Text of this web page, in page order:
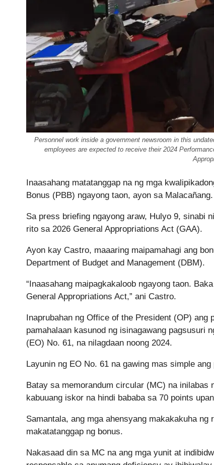
Personnel work inside a government newsroom in this
employees are expected to receive their 2024
Inaasahang matatanggap na ng mga
Bonus (PBB) ngayong taon, ayon sa Malacañang.
Sa press briefing ngayong araw, Hulyo 9, sinabi
rito sa 2026 General Appropriations Act (GAA).
Ayon kay Castro, maaaring maipamahagi ang
Department of Budget and Management (DBM).
“Inaasahang maipagkakaloob ngayong taon.
General Appropriations Act,” ani Castro.
Inaprubahan ng Office of the President (OP)
pamahalaan kasunod ng isinagawang pagsusuri
(EO) No. 61, na nilagdaan noong 2024.
Layunin ng EO No. 61 na gawing mas simple
Batay sa memorandum circular (MC) na inilabas
kabuuang iskor na hindi bababa sa 70 points
Samantala, ang mga ahensyang makakakuha
makatatanggap ng bonus.
Nakasaad din sa MC na ang mga yunit at